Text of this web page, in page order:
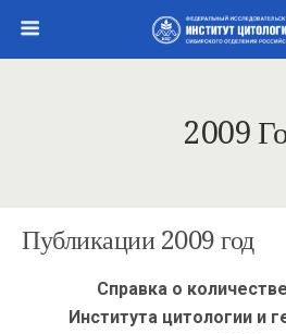
2009
Публикации 2009 год
Справка о
Института цитологии и